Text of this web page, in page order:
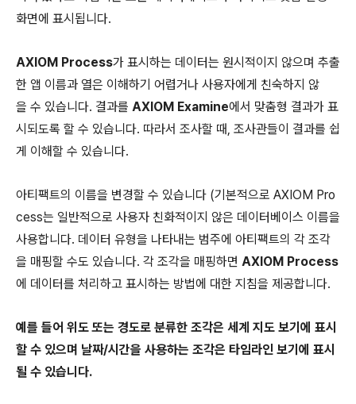
화면에 표시됩니다.
AXIOM Process가 표시하는 데이터는 원시적이지 않으며 추출
한 앱 이름과 열은 이해하기 어렵거나 사용자에게 친숙하지 않
을 수 있습니다. 결과를 AXIOM Examine에서 맞춤형 결과가 표
시되도록 할 수 있습니다. 따라서 조사할 때, 조사관들이 결과를 쉽
게 이해할 수 있습니다.
아티팩트의 이름을 변경할 수 있습니다 (기본적으로 AXIOM Pro
cess는 일반적으로 사용자 친화적이지 않은 데이터베이스 이름을
사용합니다. 데이터 유형을 나타내는 범주에 아티팩트의 각 조각
을 매핑할 수도 있습니다. 각 조각을 매핑하면 AXIOM Process
에 데이터를 처리하고 표시하는 방법에 대한 지침을 제공합니다.
예를 들어 위도 또는 경도로 분류한 조각은 세계 지도 보기에 표시
할 수 있으며 날짜/시간을 사용하는 조각은 타임라인 보기에 표시
될 수 있습니다.